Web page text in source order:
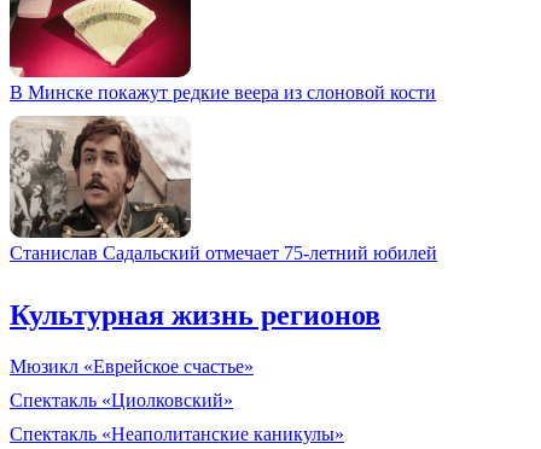
В Минске покажут редкие веера из слоновой кости
Станислав Садальский отмечает 75-летний юбилей
Культурная жизнь регионов
Мюзикл «Еврейское счастье»
Спектакль «Циолковский»
Спектакль «Неаполитанские каникулы»